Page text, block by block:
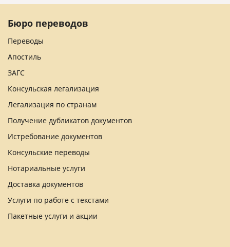
Бюро переводов
Переводы
Апостиль
ЗАГС
Консульская легализация
Легализация по странам
Получение дубликатов документов
Истребование документов
Консульские переводы
Нотариальные услуги
Доставка документов
Услуги по работе с текстами
Пакетные услуги и акции